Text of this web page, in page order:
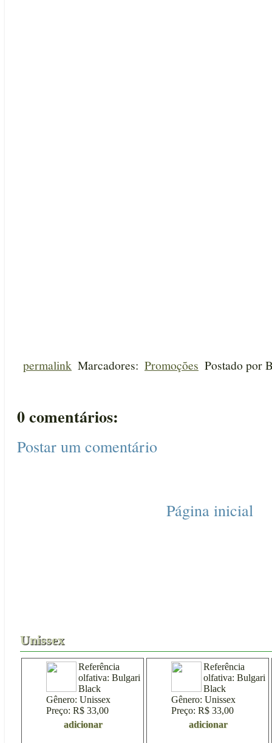
permalink Marcadores: Promoções Postado por
0 comentários:
Postar um comentário
Página inicial
Unissex
Referência
olfativa: Bulgari
Black
Gênero: Unissex
Preço: R$ 33,00
adicionar
Referência
olfativa: Bulgari
Black
Gênero: Unissex
Preço: R$ 33,00
adicionar